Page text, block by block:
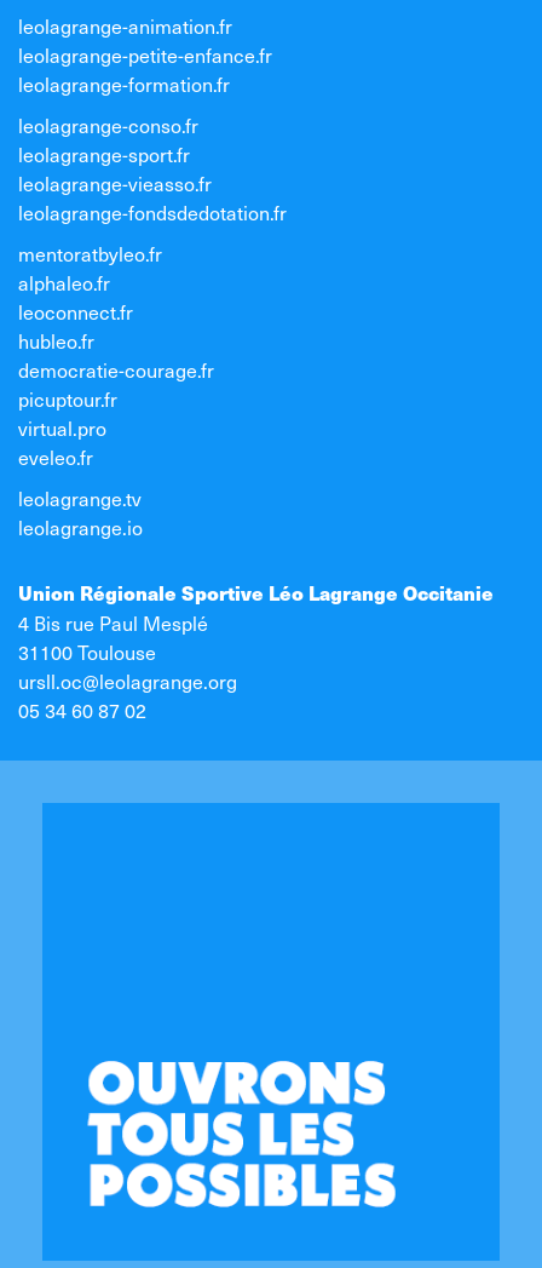
leolagrange-animation.fr
leolagrange-petite-enfance.fr
leolagrange-formation.fr
leolagrange-conso.fr
leolagrange-sport.fr
leolagrange-vieasso.fr
leolagrange-fondsdedotation.fr
mentoratbyleo.fr
alphaleo.fr
leoconnect.fr
hubleo.fr
democratie-courage.fr
picuptour.fr
virtual.pro
eveleo.fr
leolagrange.tv
leolagrange.io
Union Régionale Sportive Léo Lagrange Occitanie
4 Bis rue Paul Mesplé
31100 Toulouse
ursll.oc@leolagrange.org
05 34 60 87 02